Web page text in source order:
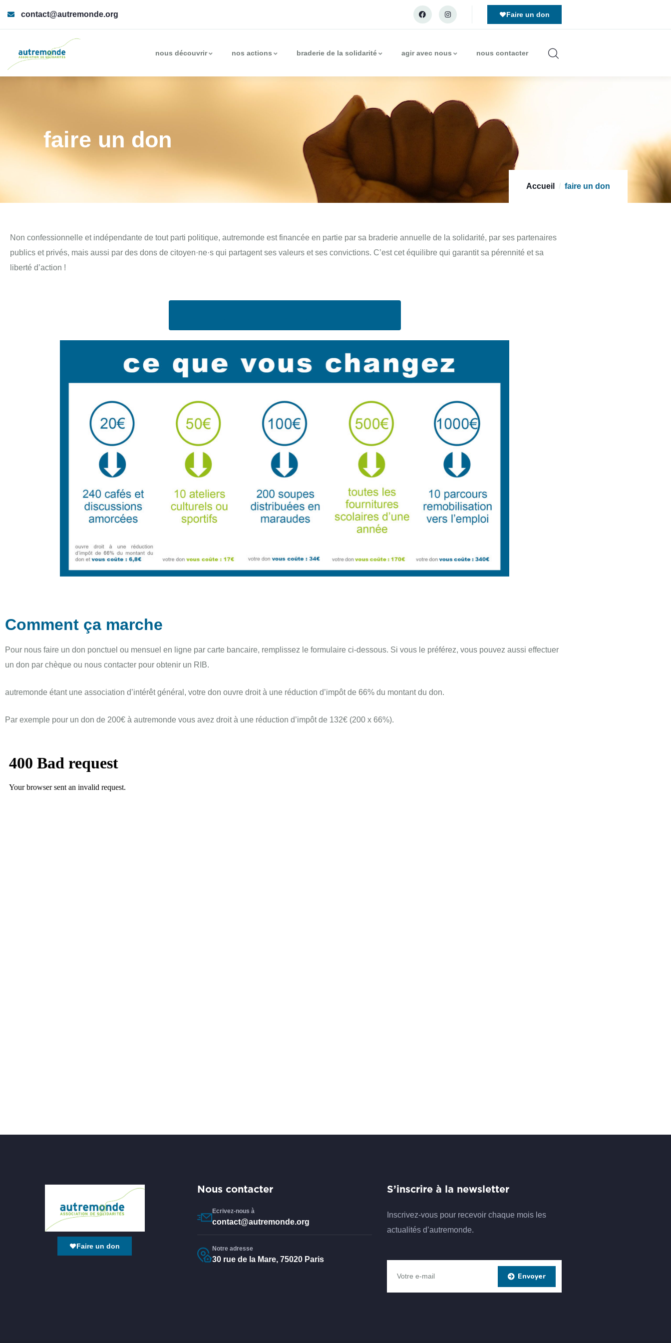
contact@autremonde.org Faire un don
nous découvrir nos actions braderie de la solidarité agir avec nous nous contacter
faire un don
Accueil faire un don
Non confessionnelle et indépendante de tout parti politique, autremonde est financée en partie par sa braderie annuelle de la solidarité, par ses partenaires
publics et privés, mais aussi par des dons de citoyen·ne·s qui partagent ses valeurs et ses convictions. C’est cet équilibre qui garantit sa pérennité et sa
liberté d’action !
Comment ça marche
Pour nous faire un don ponctuel ou mensuel en ligne par carte bancaire, remplissez le formulaire ci-dessous. Si vous le préférez, vous pouvez aussi effectuer
un don par chèque ou nous contacter pour obtenir un RIB.
autremonde étant une association d’intérêt général, votre don ouvre droit à une réduction d’impôt de 66% du montant du don.
Par exemple pour un don de 200€ à autremonde vous avez droit à une réduction d’impôt de 132€ (200 x 66%).
Faire un don
Nous contacter
Ecrivez-nous à
contact@autremonde.org
Notre adresse
30 rue de la Mare, 75020 Paris
S’inscrire à la newsletter
Inscrivez-vous pour recevoir chaque mois les
actualités d’autremonde.